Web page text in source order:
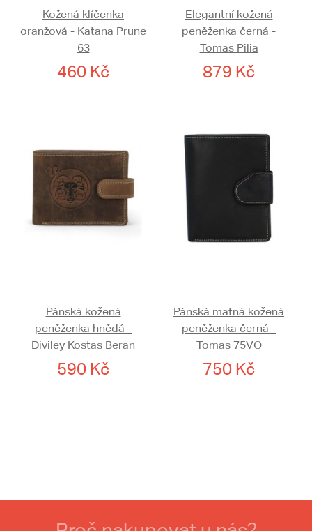
Kožená klíčenka
oranžová - Katana Prune
63
460 Kč
Elegantní kožená
peněženka černá -
Tomas Pilia
879 Kč
Pánská kožená
peněženka hnědá -
Diviley Kostas Beran
590 Kč
Pánská matná kožená
peněženka černá -
Tomas 75VO
750 Kč